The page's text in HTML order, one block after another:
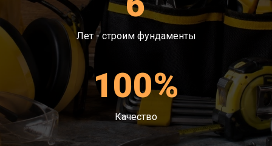
Лет - строим фундаменты
100%
Качество